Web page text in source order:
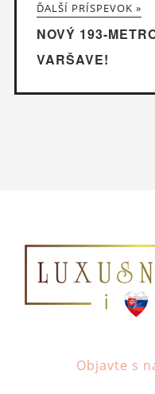
ĎALŠÍ PRÍSPEVOK »
NOVÝ 193-
VARŠAVE!
Objavte s